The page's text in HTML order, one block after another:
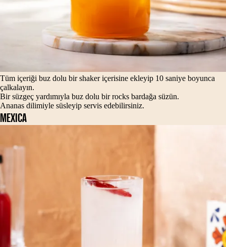
Tüm içeriği buz dolu bir shaker içerisine ekleyip 10 saniye boyunca
çalkalayın.
Bir süzgeç yardımıyla buz dolu bir rocks bardağa süzün.
Ananas dilimiyle süsleyip servis edebilirsiniz.
MEXICA